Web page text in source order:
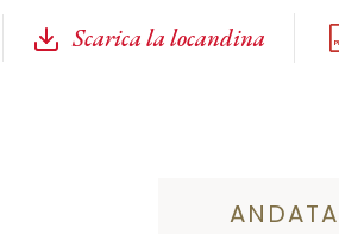
Scarica la locandina
ANDATA